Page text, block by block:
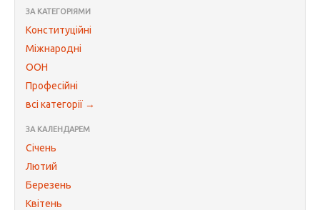
ЗА КАТЕГОРІЯМИ
Конституційні
Міжнародні
ООН
Професійні
всі категорії →
ЗА КАЛЕНДАРЕМ
Січень
Лютий
Березень
Квітень